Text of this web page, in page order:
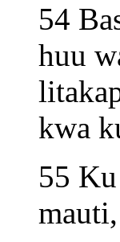
54
huu
kwa
55